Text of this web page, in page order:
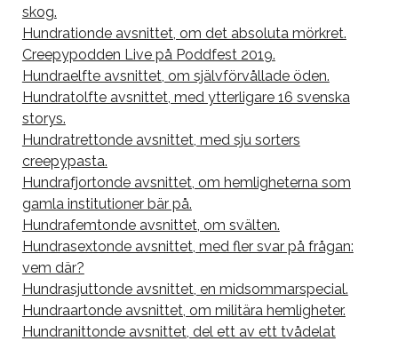
skog.
Hundrationde avsnittet, om det absoluta mörkret.
Creepypodden Live på Poddfest 2019.
Hundraelfte avsnittet, om självförvållade öden.
Hundratolfte avsnittet, med ytterligare 16 svenska
storys.
Hundratrettonde avsnittet, med sju sorters
creepypasta.
Hundrafjortonde avsnittet, om hemligheterna som
gamla institutioner bär på.
Hundrafemtonde avsnittet, om svälten.
Hundrasextonde avsnittet, med fler svar på frågan:
vem där?
Hundrasjuttonde avsnittet, en midsommarspecial.
Hundraartonde avsnittet, om militära hemligheter.
Hundranittonde avsnittet, del ett av ett tvådelat